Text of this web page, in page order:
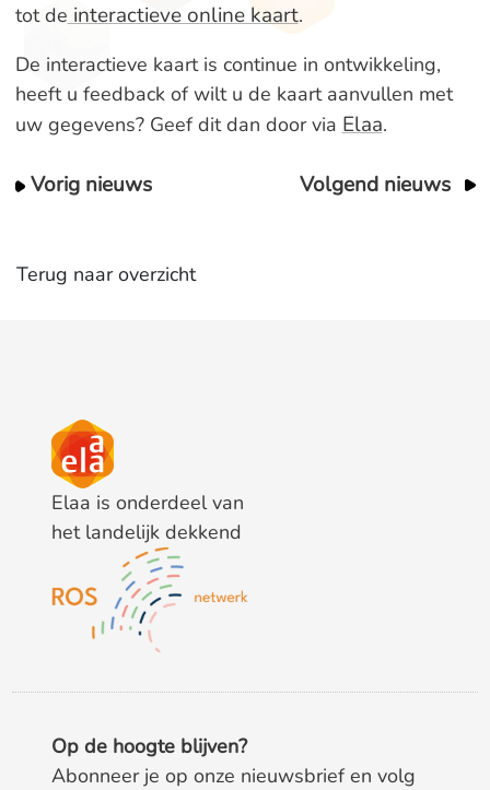
tot de interactieve online kaart.
De interactieve kaart is continue in ontwikkeling,
heeft u feedback of wilt u de kaart aanvullen met
uw gegevens? Geef dit dan door via Elaa.
Vorig nieuws Volgend nieuws
Terug naar overzicht
Elaa is onderdeel van
het landelijk dekkend
Op de hoogte blijven?
Abonneer je op onze nieuwsbrief en volg